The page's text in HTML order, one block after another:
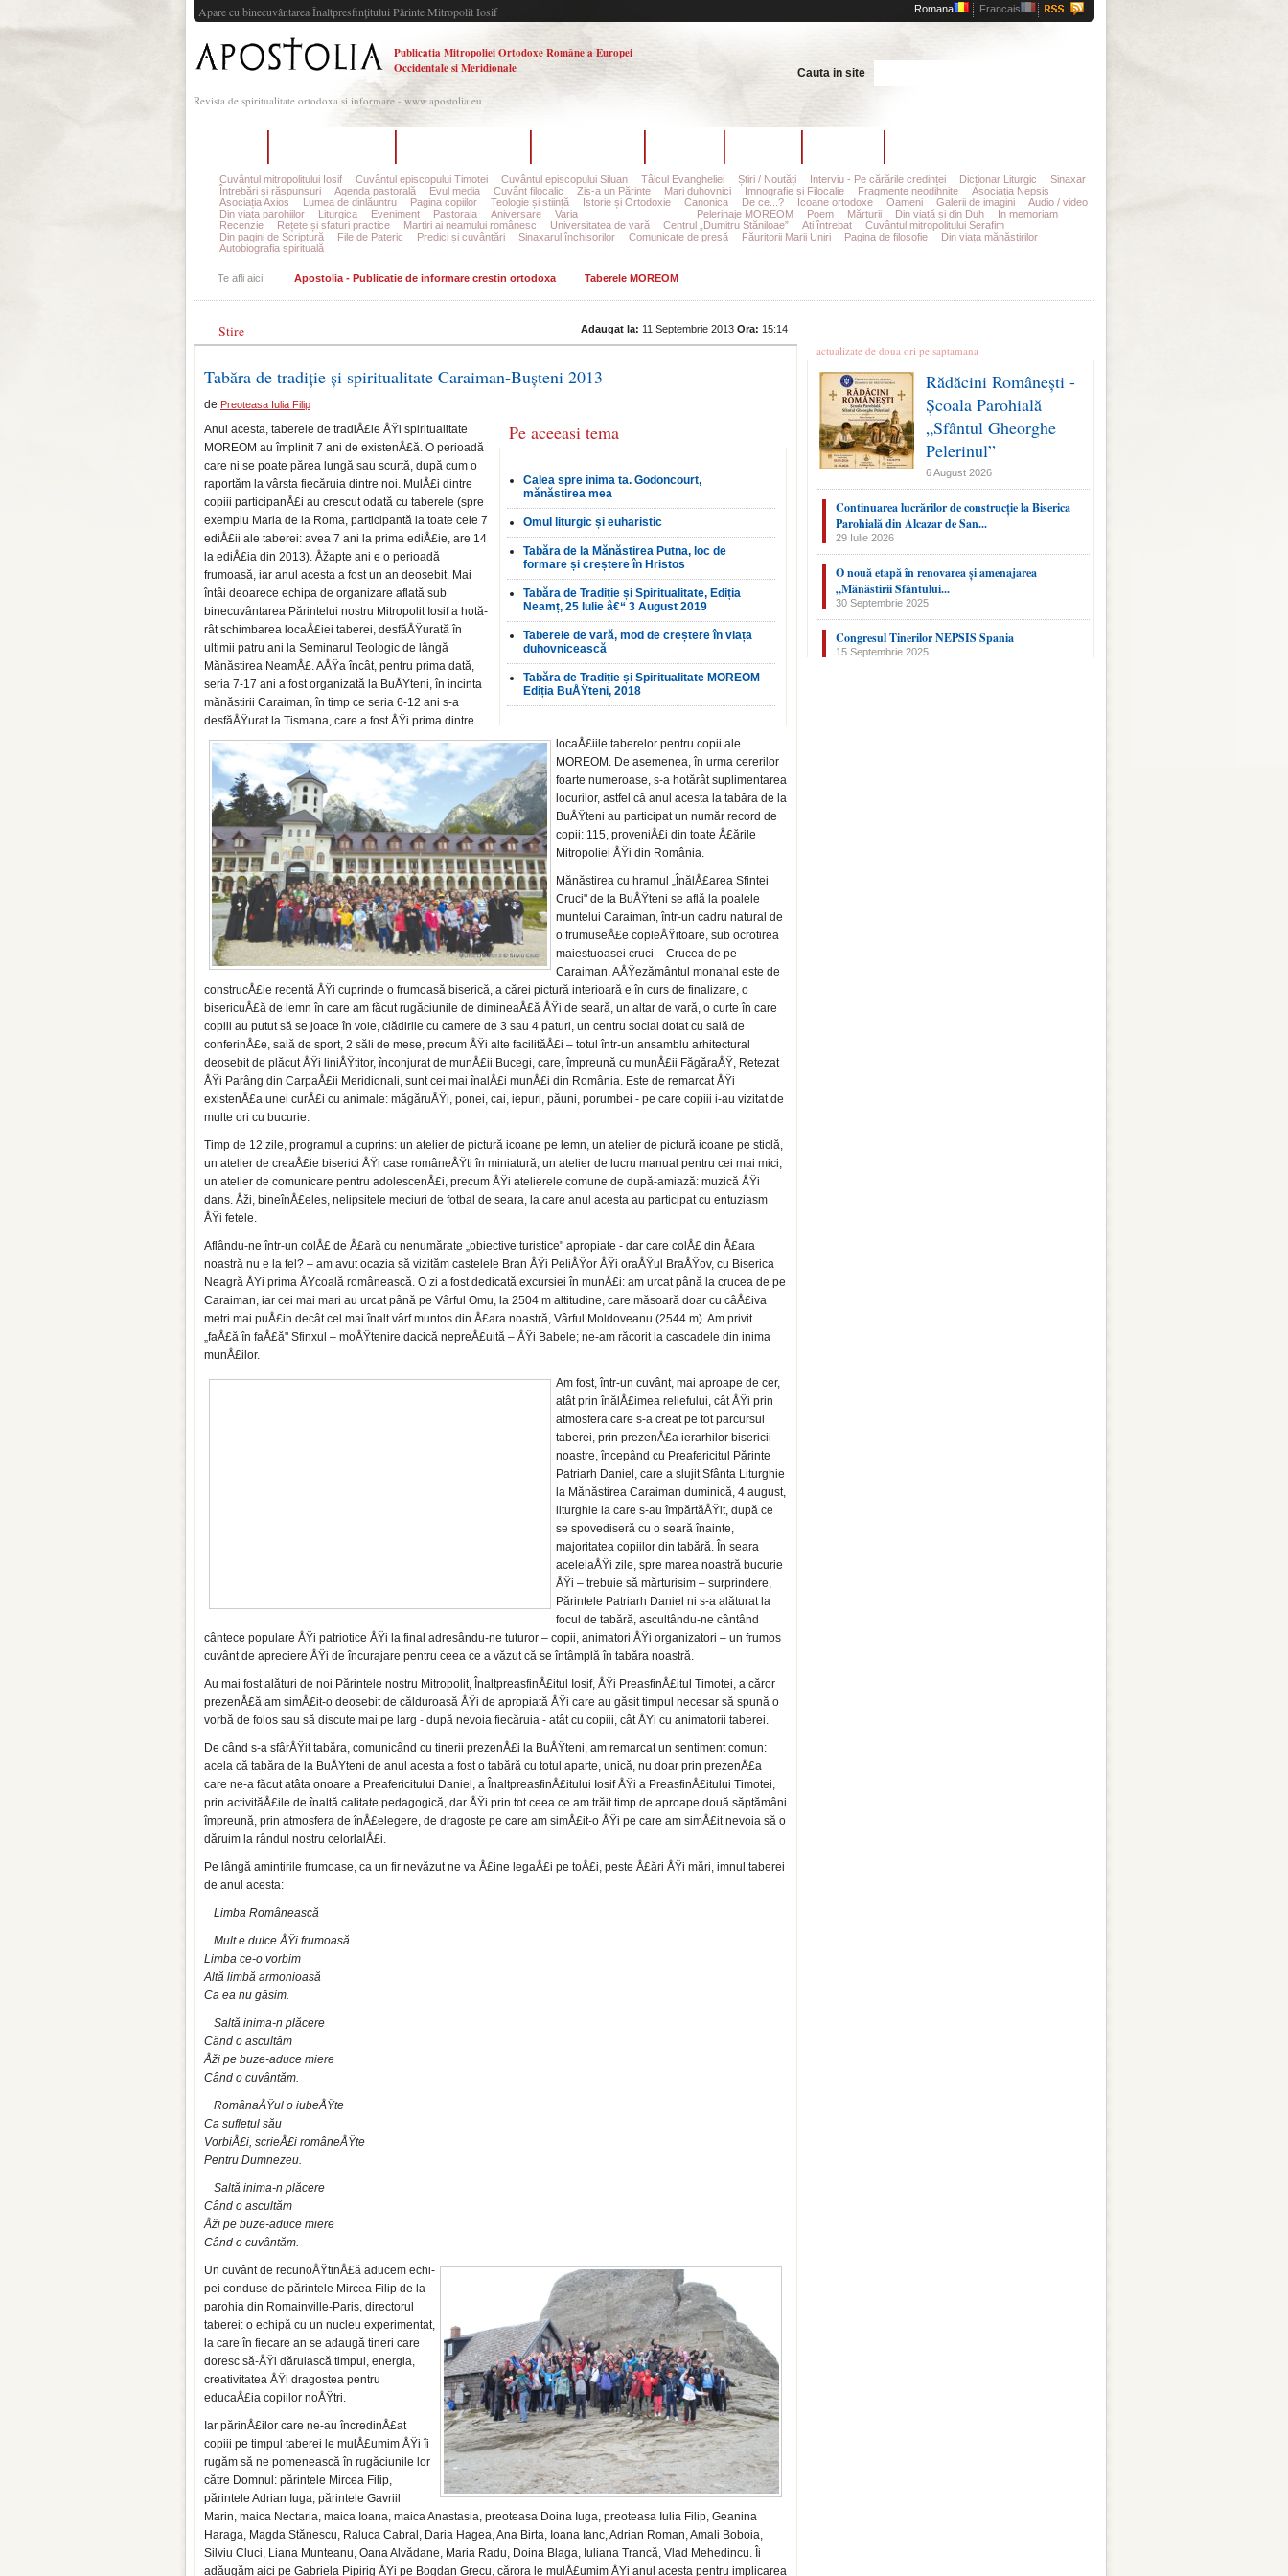
Apare cu binecuvântarea Înaltpresfinţitului Părinte Mitropolit Iosif Romana Francais
Publicatia Mitropoliei Ortodoxe Române a Europei
Occidentale si Meridionale
Revista de spiritualitate ortodoxa si informare - www.apostolia.eu
Cauta in site
Cuvântul mitropolitului Iosif Cuvântul episcopului Timotei Cuvântul episcopului Siluan Tâlcul Evangheliei Știri / Noutăți Interviu - Pe cărările credinței Dicționar Liturgic
Sinaxar
Întrebări și răspunsuri
Agenda pastorală Evul media Cuvânt filocalic Zis-a un Părinte Mari duhovnici Imnografie și Filocalie Fragmente neodihnite
Asociația Nepsis
Asociația Axios
Lumea de dinlăuntru Pagina copiilor Teologie și stiință Istorie și Ortodoxie Canonica De ce...? Icoane ortodoxe Oameni Galerii de imagini
Audio / video
Din viața parohiilor
Liturgica Eveniment Pastorala Aniversare Varia Pelerinaje MOREOM Poem Mărturii Din viață și din Duh
In memoriam
Recenzie
Rețete și sfaturi practice Martiri ai neamului românesc Universitatea de vară Centrul „Dumitru Stăniloae” Ati întrebat
Cuvântul mitropolitului Serafim
Din pagini de Scriptură
File de Pateric Predici și cuvântări Sinaxarul închisorilor Comunicate de presă Făuritorii Marii Uniri Pagina de filosofie
Din viața mănăstirilor
Autobiografia spirituală
Te afli aici: Apostolia - Publicatie de informare crestin ortodoxa Taberele MOREOM
Stire Adaugat la: 11 Septembrie 2013 Ora: 15:14
Tabăra de tradiție și spiritualitate Caraiman-Bușteni 2013
de Preoteasa Iulia Filip
Pe aceeasi tema
Calea spre inima ta. Godoncourt,
mănăstirea mea
Omul liturgic și euharistic
Tabăra de la Mănăstirea Putna, loc de
formare și creștere în Hristos
Tabăra de Tradiție și Spiritualitate, Ediția
Neamț, 25 Iulie â€“ 3 August 2019
Taberele de vară, mod de creștere în viața
duhovnicească
Tabăra de Tradiție și Spiritualitate MOREOM
Ediția BuÅŸteni, 2018
Anul acesta, taberele de tradiÅ£ie ÅŸi spi­ritualitate
MOREOM au împlinit 7 ani de existenÅ£ă. O perioadă
care ni se poate părea lungă sau scurtă, după cum o
raportăm la vârsta fiecăruia dintre noi. MulÅ£i dintre
copiii participanÅ£i au crescut odată cu taberele (spre
exemplu Maria de la Roma, par­ticipantă la toate cele 7
ediÅ£ii ale taberei: avea 7 ani la prima ediÅ£ie, are 14
la ediÅ£ia din 2013). Åžapte ani e o perioadă
frumoasă, iar anul aces­ta a fost un an deosebit. Mai
întâi deoarece echipa de organizare aflată sub
binecuvântarea Părintelui nostru Mitropolit Iosif a hotă­
rât schimbarea locaÅ£iei taberei, desfăÅŸurată în
ultimii patru ani la Seminarul Teologic de lân­gă
Mănăstirea NeamÅ£. AÅŸa încât, pentru pri­ma dată,
seria 7-17 ani a fost organizată la BuÅŸ­teni, în incinta
mănăstirii Caraiman, în timp ce seria 6-12 ani s-a
desfăÅŸurat la Tismana, care a fost ÅŸi prima dintre
locaÅ£iile taberelor pentru copii ale
MOREOM. De asemenea, în urma cererilor
foarte numeroase, s-a hotărât suplimentarea
locurilor, astfel că anul acesta la tabăra de la
BuÅŸteni au participat un număr record de
copii: 115, proveniÅ£i din toate Å£ări­le
Mitropoliei ÅŸi din România.
Mănăstirea cu hramul „ÎnălÅ£area Sfintei
Cruci" de la BuÅŸteni se află la poalele
muntelui Caraiman, într-un cadru natural de
o frumuse­Å£e copleÅŸitoare, sub ocrotirea
maiestuoasei cruci – Crucea de pe
Caraiman. AÅŸezământul monahal este de
construcÅ£ie recentă ÅŸi cuprin­de o frumoasă biserică, a cărei pictură interioa­ră e în curs de finalizare, o
bisericuÅ£ă de lemn în care am făcut rugăciunile de dimineaÅ£ă ÅŸi de seară, un altar de vară, o curte în care
copiii au putut să se joace în voie, clădirile cu camere de 3 sau 4 paturi, un centru social dotat cu sală de
conferinÅ£e, sală de sport, 2 săli de mese, precum ÅŸi alte facilităÅ£i – totul într-un ansamblu arhi­tectural
deosebit de plăcut ÅŸi liniÅŸtitor, încon­jurat de munÅ£ii Bucegi, care, împreună cu mun­Å£ii FăgăraÅŸ, Retezat
ÅŸi Parâng din CarpaÅ£ii Meridionali, sunt cei mai înalÅ£i munÅ£i din Ro­mânia. Este de remarcat ÅŸi
existenÅ£a unei curÅ£i cu animale: măgăruÅŸi, ponei, cai, iepuri, păuni, porumbei - pe care copiii i-au vizitat de
multe ori cu bucurie.
Timp de 12 zile, programul a cuprins: un atelier de pictură icoane pe lemn, un atelier de pictură icoane pe sticlă,
un atelier de crea­Å£ie biserici ÅŸi case româneÅŸti în miniatură, un atelier de lucru manual pentru cei mai mici,
un atelier de comunicare pentru adolescenÅ£i, precum ÅŸi atelierele comune de după-amiază: muzică ÅŸi
dans. Åži, bineînÅ£eles, nelipsitele me­ciuri de fotbal de seara, la care anul acesta au participat cu entuziasm
ÅŸi fetele.
Aflându-ne într-un colÅ£ de Å£ară cu nenu­mărate „obiective turistice" apropiate - dar care colÅ£ din Å£ara
noastră nu e la fel? – am avut ocazia să vizităm castelele Bran ÅŸi PeliÅŸor ÅŸi oraÅŸul BraÅŸov, cu Biserica
Neagră ÅŸi prima ÅŸcoa­lă românească. O zi a fost dedicată excursiei în munÅ£i: am urcat până la crucea de pe
Caraiman, iar cei mai mari au urcat până pe Vârful Omu, la 2504 m altitudine, care mă­soară doar cu câÅ£iva
metri mai puÅ£in decât cel mai înalt vârf muntos din Å£ara noastră, Vârful Moldoveanu (2544 m). Am privit
„faÅ£ă în faÅ£ă" Sfinxul – moÅŸtenire dacică nepreÅ£uită – ÅŸi Babele; ne-am răcorit la cascadele din ini­ma
munÅ£ilor.
Am fost, într-un cuvânt, mai aproape de cer,
atât prin înălÅ£imea reliefului, cât ÅŸi prin
at­mosfera care s-a creat pe tot parcursul
tabe­rei, prin prezenÅ£a ierarhilor bisericii
noastre, începând cu Preafericitul Părinte
Patriarh Daniel, care a slujit Sfânta Liturghie
la Mănăstirea Caraiman duminică, 4 august,
li­turghie la care s-au împărtăÅŸit, după ce
se spo­vediseră cu o seară înainte,
majoritatea copi­ilor din tabără. În seara
aceleiaÅŸi zile, spre marea noastră bucurie
ÅŸi – trebuie să mărtu­risim – surprindere,
Părintele Patriarh Daniel ni s-a alăturat la
focul de tabără, ascultându-ne cântând
cântece populare ÅŸi patriotice ÅŸi la fi­nal adresându-ne tuturor – copii, animatori ÅŸi organizatori – un frumos
cuvânt de apreciere ÅŸi de încurajare pentru ceea ce a văzut că se întâmplă în tabăra noastră.
Au mai fost alături de noi Părintele nostru Mitropolit, ÎnaltpreasfinÅ£itul Iosif, ÅŸi PreasfinÅ£itul Timotei, a căror
prezenÅ£ă am simÅ£it-o deosebit de călduroasă ÅŸi de apropiată ÅŸi care au găsit timpul necesar să spună o
vorbă de folos sau să discute mai pe larg - după nevoia fiecăruia - atât cu copiii, cât ÅŸi cu animatorii taberei.
De când s-a sfârÅŸit tabăra, comunicând cu tinerii prezenÅ£i la BuÅŸteni, am remarcat un sen­timent comun:
acela că tabăra de la BuÅŸteni de anul acesta a fost o tabără cu totul aparte, unică, nu doar prin prezenÅ£a
care ne-a făcut atâta onoare a Preafericitului Daniel, a ÎnaltpreasfinÅ£itului Iosif ÅŸi a PreasfinÅ£itului Timotei,
prin activităÅ£ile de înaltă calitate pe­dagogică, dar ÅŸi prin tot ceea ce am trăit timp de aproape două săptămâni
împreună, prin atmosfera de înÅ£elegere, de dragoste pe care am simÅ£it-o ÅŸi pe care am simÅ£it nevoia să o
dăruim la rândul nostru celorlalÅ£i.
Pe lângă amintirile frumoase, ca un fir ne­văzut ne va Å£ine legaÅ£i pe toÅ£i, peste Å£ări ÅŸi mări, imnul taberei
de anul acesta:
Limba Românească
Mult e dulce ÅŸi frumoasă
Limba ce-o vorbim
Altă limbă armonioasă
Ca ea nu găsim.
Saltă inima-n plăcere
Când o ascultăm
Åži pe buze-aduce miere
Când o cuvântăm.
RomânaÅŸul o iubeÅŸte
Ca sufletul său
VorbiÅ£i, scrieÅ£i româneÅŸte
Pentru Dumnezeu.
Saltă inima-n plăcere
Când o ascultăm
Åži pe buze-aduce miere
Când o cuvântăm.
Un cuvânt de recunoÅŸtinÅ£ă aducem echi­
pei conduse de părintele Mircea Filip de la
pa­rohia din Romainville-Paris, directorul
tabe­rei: o echipă cu un nucleu experimentat,
la care în fiecare an se adaugă tineri care
doresc să-ÅŸi dăruiască timpul, energia,
creativitatea ÅŸi dragostea pentru
educaÅ£ia copiilor noÅŸtri.
Iar părinÅ£ilor care ne-au încredinÅ£at
copiii pe timpul taberei le mulÅ£umim ÅŸi îi
rugăm să ne pomenească în rugăciunile lor
către Domnul: părintele Mircea Filip,
părintele Adrian Iuga, părintele Gavriil
Marin, maica Nectaria, maica Ioana, maica Anastasia, preoteasa Doina Iuga, preoteasa Iulia Filip, Geanina
Haraga, Magda Stănescu, Raluca Cabral, Daria Hagea, Ana Birta, Ioana Ianc, Adrian Roman, Amali Boboia,
Silviu Cluci, Liana Munteanu, Oana Alvădane, Maria Radu, Doina Blaga, Iuliana Trancă, Vlad Mehedincu. Îi
adăugăm aici pe Gabriela Pipirig ÅŸi pe Bogdan Grecu, cărora le mulÅ£umim ÅŸi anul acesta pentru implicarea
actualizate de doua ori pe saptamana
Rădăcini Românești -
Școala Parohială
„Sfântul Gheorghe
Pelerinul”
6 August 2026
Continuarea lucrărilor de construcție la Biserica
Parohială din Alcazar de San...
29 Iulie 2026
O nouă etapă în renovarea și amenajarea
„Mănăstirii Sfântului...
30 Septembrie 2025
Congresul Tinerilor NEPSIS Spania
15 Septembrie 2025